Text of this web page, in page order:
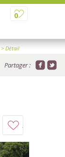
0
> Détail
Partager :
à